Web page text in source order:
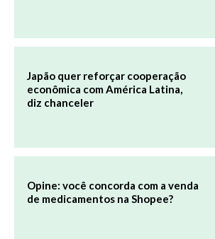
Japão quer reforçar cooperação
econômica com América Latina,
diz chanceler
Opine: você concorda com a venda
de medicamentos na Shopee?